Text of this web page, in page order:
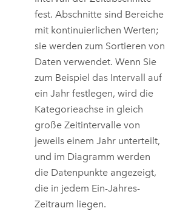
fest. Abschnitte sind Bereiche
mit kontinuierlichen Werten;
sie werden zum Sortieren von
Daten verwendet. Wenn Sie
zum Beispiel das Intervall auf
ein Jahr festlegen, wird die
Kategorieachse in gleich
große Zeitintervalle von
jeweils einem Jahr unterteilt,
und im Diagramm werden
die Datenpunkte angezeigt,
die in jedem Ein-Jahres-
Zeitraum liegen.